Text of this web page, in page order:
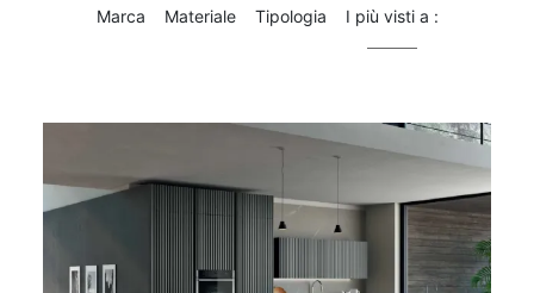
Marca Materiale Tipologia I più visti a :